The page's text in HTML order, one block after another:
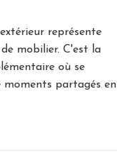
représente
mobilier. C'est la
où se
moments partagés en